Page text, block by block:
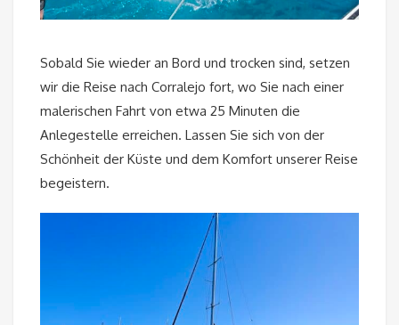
Sobald Sie wieder an Bord und trocken sind, setzen
wir die Reise nach Corralejo fort, wo Sie nach einer
malerischen Fahrt von etwa 25 Minuten die
Anlegestelle erreichen. Lassen Sie sich von der
Schönheit der Küste und dem Komfort unserer Reise
begeistern.